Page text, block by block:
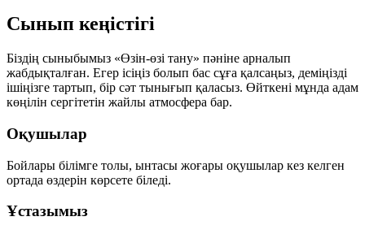
Сынып кеңістігі
Біздің сыныбымыз «Өзін-өзі тану» пәніне арналып
жабдықталған. Егер ісіңіз болып бас сұға қалсаңыз, деміңізді
ішіңізге тартып, бір сәт тынығып қаласыз. Өйткені мұнда адам
көңілін сергітетін жайлы атмосфера бар.
Оқушылар
Бойлары білімге толы, ынтасы жоғары оқушылар кез келген
ортада өздерін көрсете біледі.
Ұстазымыз